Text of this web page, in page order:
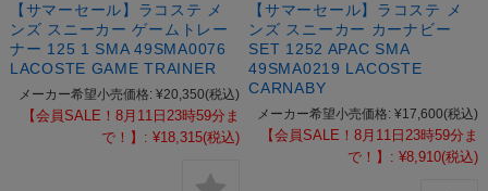
【サマーセール】ラコステ メ
ンズ スニーカー ゲームトレー
ナー 125 1 SMA 49SMA0076
LACOSTE GAME TRAINER
メーカー希望小売価格: ¥20,350(税込)
【会員SALE！8月11日23時59分ま
で！】: ¥18,315(税込)
【サマーセール】ラコステ メ
ンズ スニーカー カーナビー
SET 1252 APAC SMA
49SMA0219 LACOSTE
CARNABY
メーカー希望小売価格: ¥17,600(税込)
【会員SALE！8月11日23時59分ま
で！】: ¥8,910(税込)